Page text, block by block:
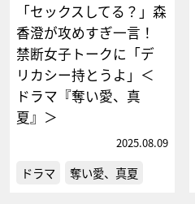
「セックスしてる？」森
香澄が攻めすぎ一言！
禁断女子トークに「デ
リカシー持とうよ」＜
ドラマ『奪い愛、真
夏』＞
2025.08.09
ドラマ 奪い愛、真夏